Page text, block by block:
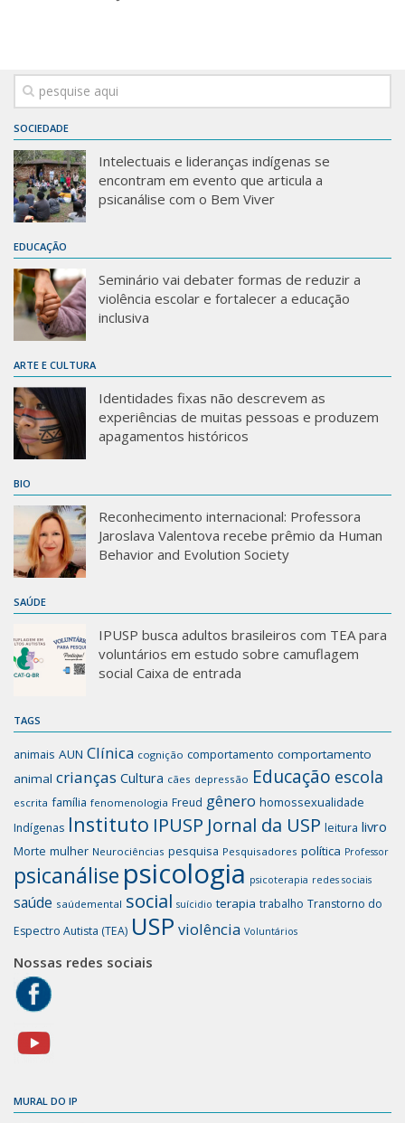
SOCIEDADE
Intelectuais e lideranças indígenas se
encontram em evento que articula a
psicanálise com o Bem Viver
EDUCAÇÃO
Seminário vai debater formas de reduzir a
violência escolar e fortalecer a educação
inclusiva
ARTE E CULTURA
Identidades fixas não descrevem as
experiências de muitas pessoas e produzem
apagamentos históricos
BIO
Reconhecimento internacional: Professora
Jaroslava Valentova recebe prêmio da Human
Behavior and Evolution Society
SAÚDE
IPUSP busca adultos brasileiros com TEA para
voluntários em estudo sobre camuflagem
social Caixa de entrada
TAGS
animais AUN Clínica cognição comportamento comportamento
animal crianças Cultura cães depressão Educação escola
escrita família fenomenologia Freud gênero homossexualidade
Indígenas Instituto IPUSP Jornal da USP leitura livro
Morte mulher Neurociências pesquisa Pesquisadores política Professor
psicanálise psicologia psicoterapia redes sociais
saúde saúdemental social suícidio terapia trabalho Transtorno do
Espectro Autista (TEA) USP violência Voluntários
Nossas redes sociais
MURAL DO IP